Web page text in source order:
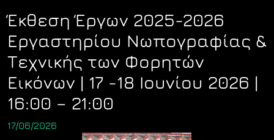
Έκθεση Έργων 2025-2026
Εργαστηρίου Νωπογραφίας &
Τεχνικής των Φορητών
Εικόνων | 17 -18 Ιουνίου 2026 |
16:00 – 21:00
17/06/2026